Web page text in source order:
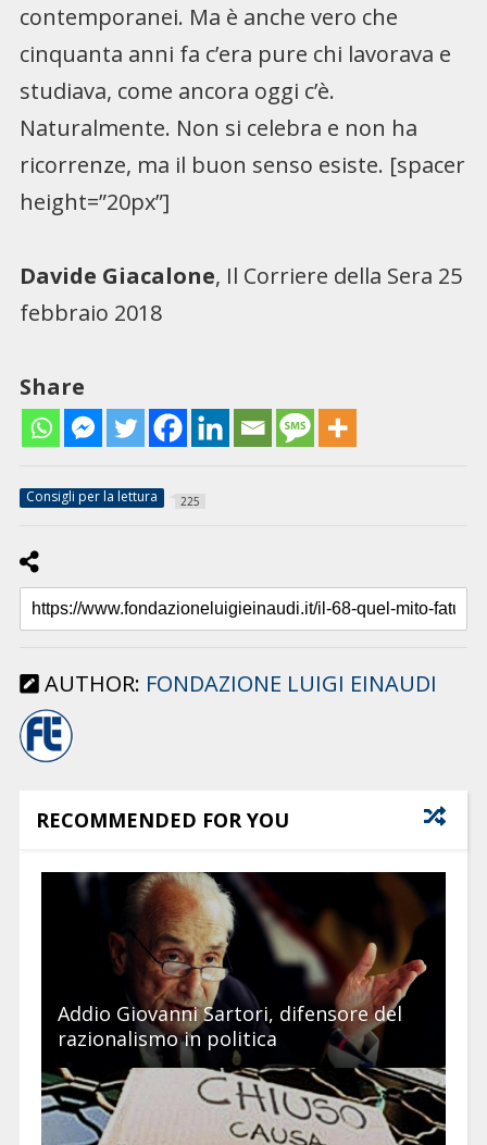
contemporanei. Ma è anche vero che
cinquanta anni fa c’era pure chi lavorava e
studiava, come ancora oggi c’è.
Naturalmente. Non si celebra e non ha
ricorrenze, ma il buon senso esiste. [spacer
height=”20px”]
Davide Giacalone, Il Corriere della Sera 25
febbraio 2018
Share
Consigli per la lettura 225
AUTHOR: FONDAZIONE LUIGI EINAUDI
RECOMMENDED FOR YOU
Addio Giovanni Sartori, difensore del
razionalismo in politica